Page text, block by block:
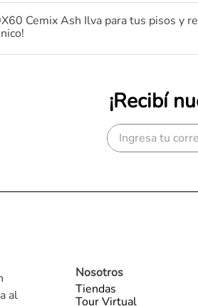
Cemix Ash Ilva para tus pisos y
¡Recibí
al
Nosotros
Tiendas
Tour Virtual